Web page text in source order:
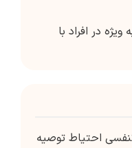
در افراد با
تنفسی احتیاط توصیه